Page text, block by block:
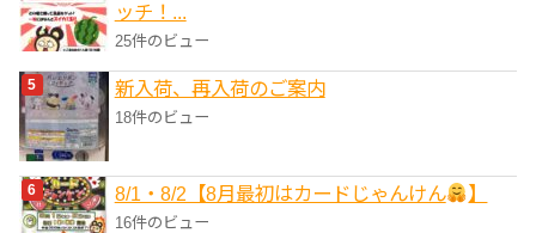
ッチ！...
25件のビュー
新入荷、再入荷のご案内
18件のビュー
8/1・8/2【8月最初はカードじゃんけん 】
16件のビュー